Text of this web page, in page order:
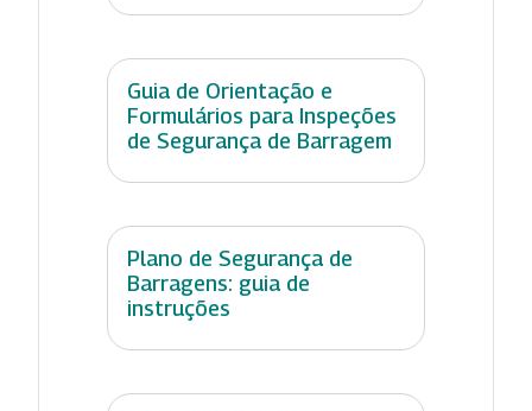
Guia de Orientação e
Formulários para Inspeções
de Segurança de Barragem
Plano de Segurança de
Barragens: guia de
instruções